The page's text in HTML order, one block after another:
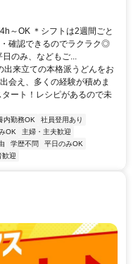
徒歩約5分 西宮北口駅直結
～OK ＊シフトは2週間ごと
確認できるのでラクラク◎
日のみ、などもご...
出来立ての本格派うどんをお
会え、多くの経験が積めま
ート！レシピがあるので未
内勤務OK
社員登用あり
OK
主婦・主夫歓迎
学歴不問
平日のみOK
歓迎